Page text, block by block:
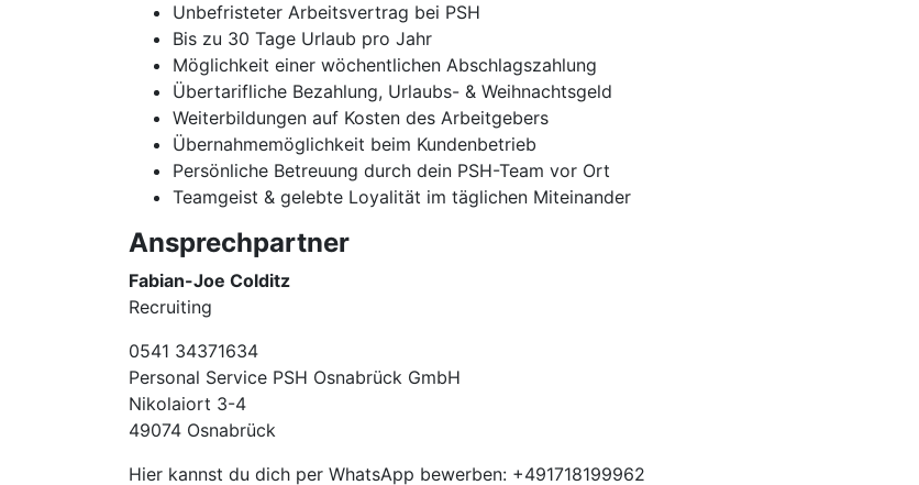
Unbefristeter Arbeitsvertrag bei PSH
Bis zu 30 Tage Urlaub pro Jahr
Möglichkeit einer wöchentlichen Abschlagszahlung
Übertarifliche Bezahlung, Urlaubs- & Weihnachtsgeld
Weiterbildungen auf Kosten des Arbeitgebers
Übernahmemöglichkeit beim Kundenbetrieb
Persönliche Betreuung durch dein PSH-Team vor Ort
Teamgeist & gelebte Loyalität im täglichen Miteinander
Ansprechpartner
Fabian-Joe Colditz
Recruiting
0541 34371634
Personal Service PSH Osnabrück GmbH
Nikolaiort 3-4
49074 Osnabrück
Hier kannst du dich per WhatsApp bewerben: +491718199962